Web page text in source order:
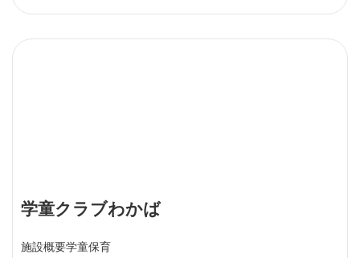
学童クラブわかば
施設概要学童保育